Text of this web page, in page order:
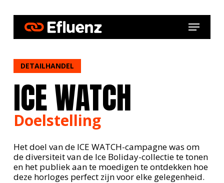
Menu
DETAILHANDEL
ICE WATCH
Doelstelling
Het doel van de ICE WATCH-campagne was om
de diversiteit van de Ice Boliday-collectie te tonen
en het publiek aan te moedigen te ontdekken hoe
deze horloges perfect zijn voor elke gelegenheid.